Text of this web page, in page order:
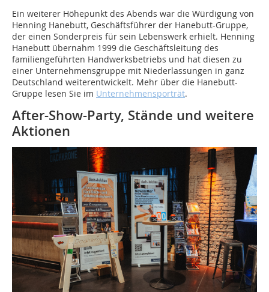
Ein weiterer Höhepunkt des Abends war die Würdigung von
Henning Hanebutt, Geschäftsführer der Hanebutt-Gruppe,
der einen Sonderpreis für sein Lebenswerk erhielt. Henning
Hanebutt übernahm 1999 die Geschäftsleitung des
familiengeführten Handwerksbetriebs und hat diesen zu
einer Unternehmensgruppe mit Niederlassungen in ganz
Deutschland weiterentwickelt. Mehr über die Hanebutt-
Gruppe lesen Sie im Unternehmensporträt.
After-Show-Party, Stände und weitere
Aktionen